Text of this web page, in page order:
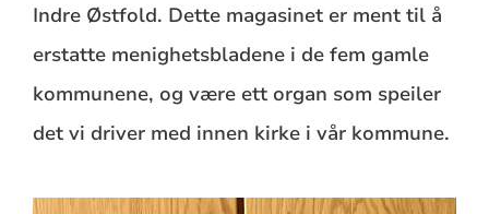
Indre Østfold. Dette magasinet er ment til å
erstatte menighetsbladene i de fem gamle
kommunene, og være ett organ som speiler
det vi driver med innen kirke i vår kommune.